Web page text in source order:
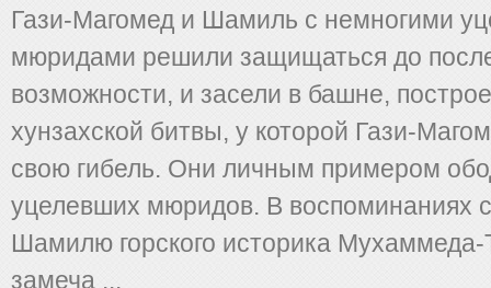
Гази-Магомед и Шамиль с немногими
мюридами решили защищаться до
возможности, и засели в башне,
хунзахской битвы, у которой Гази-
свою гибель. Они личным примером
уцелевших мюридов. В воспоминаниях
Шамилю горского историка Мухаммеда-
замеча ...